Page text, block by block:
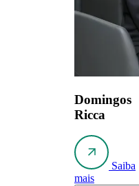
Domingos
Ricca
Saiba
mais